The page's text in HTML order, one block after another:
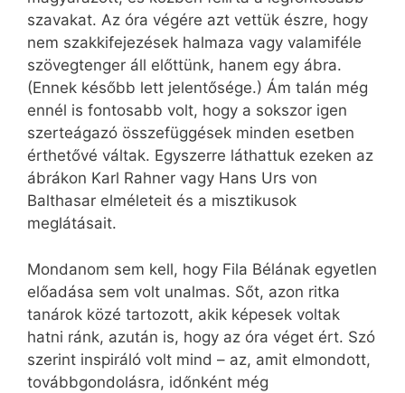
szavakat. Az óra végére azt vettük észre, hogy
nem szakkifejezések halmaza vagy valamiféle
szövegtenger áll előttünk, hanem egy ábra.
(Ennek később lett jelentősége.) Ám talán még
ennél is fontosabb volt, hogy a sokszor igen
szerteágazó összefüggések minden esetben
érthetővé váltak. Egyszerre láthattuk ezeken az
ábrákon Karl Rahner vagy Hans Urs von
Balthasar elméleteit és a misztikusok
meglátásait.
Mondanom sem kell, hogy Fila Bélának egyetlen
előadása sem volt unalmas. Sőt, azon ritka
tanárok közé tartozott, akik képesek voltak
hatni ránk, azután is, hogy az óra véget ért. Szó
szerint inspiráló volt mind – az, amit elmondott,
továbbgondolásra, időnként még